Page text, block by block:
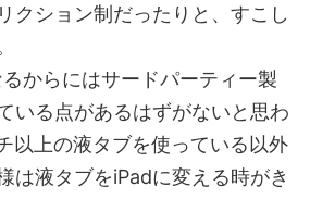
クション制だったりと、すこし
からにはサードパーティー製
いる点があるはずがないと思わ
以上の液タブを使っている以外
は液タブをiPadに変える時がき